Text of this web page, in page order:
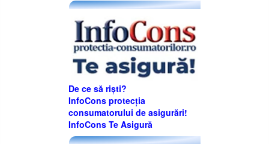
De ce să riști?
InfoCons protecția
consumatorului de asigurări!
InfoCons Te Asigură